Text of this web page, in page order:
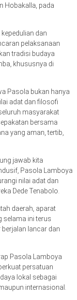
Hobakalla, pada
dan
pelaksanaan
tradisi budaya
khususnya di
Pasola bukan hanya
adat dan filosofi
masyarakat
bersama
yang aman, tertib,
jawab kita
Pasola Lamboya
nilai adat dan
Dede Tenabolo.
daerah, aparat
selama ini terus
lancar dan
Pasola Lamboya
persatuan
lokal sebagai
internasional.